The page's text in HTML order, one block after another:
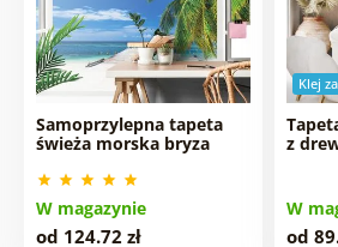
Samoprzylepna tapeta
świeża morska bryza
W magazynie
od 124.72 zł
Klej
z
W
od